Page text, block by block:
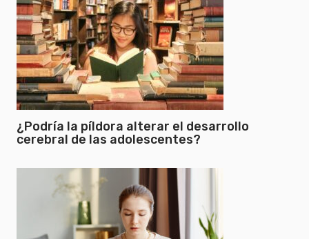
¿Podría la píldora alterar el desarrollo
cerebral de las adolescentes?